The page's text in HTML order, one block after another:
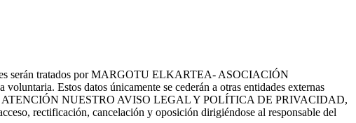
serán tratados por MARGOTU ELKARTEA- ASOCIACIÓN
Estos datos únicamente se cederán a otras entidades externas
ATENCIÓN NUESTRO AVISO LEGAL Y POLÍTICA DE PRIVACIDAD,
rectificación, cancelación y oposición dirigiéndose al responsable del